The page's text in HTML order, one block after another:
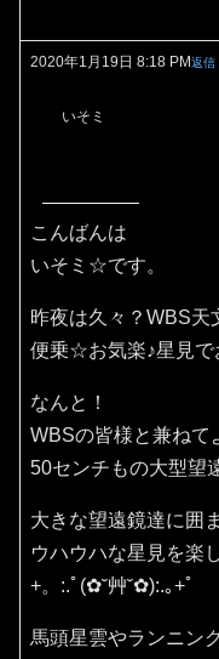
2020年1月19日 8:18 PM返信
いそミ
こんばんは
いそミ☆です。
昨夜は久々？WBS天
便乗☆お気楽♪星見で
なんと！
WBSの皆様と兼ねて
50センチもの大型望
大きな望遠鏡達に囲
ウハウハな星見を楽
+。:.ﾟ(✿˘艸˘✿):.｡+ﾟ
馬頭星雲やランニン